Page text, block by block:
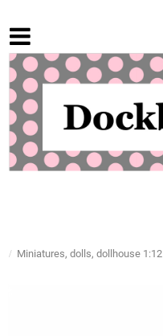
Miniatures, dolls, dollhouse 1:12